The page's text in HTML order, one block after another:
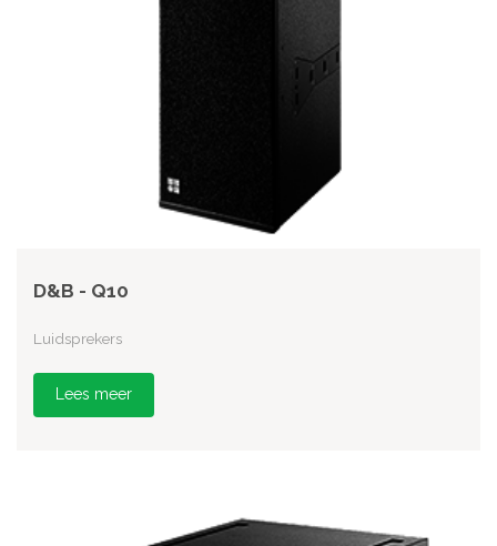
D&B - Q10
Luidsprekers
Lees meer